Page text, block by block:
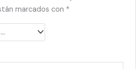
marcados con *